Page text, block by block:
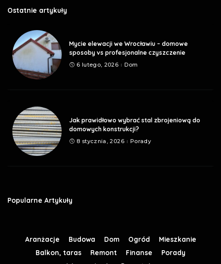
Ostatnie artykuły
Mycie elewacji we Wrocławiu – domowe
sposoby vs profesjonalne czyszczenie
6 lutego, 2026 Dom
Jak prawidłowo wybrać stal zbrojeniową do
domowych konstrukcji?
8 stycznia, 2026 Porady
Popularne Artykuły
Aranżacje Budowa Dom Ogród
Mieszkanie
Balkon, taras
Remont Finanse
Porady